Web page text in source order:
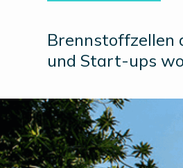
Brennstoffzellen
und Start-ups